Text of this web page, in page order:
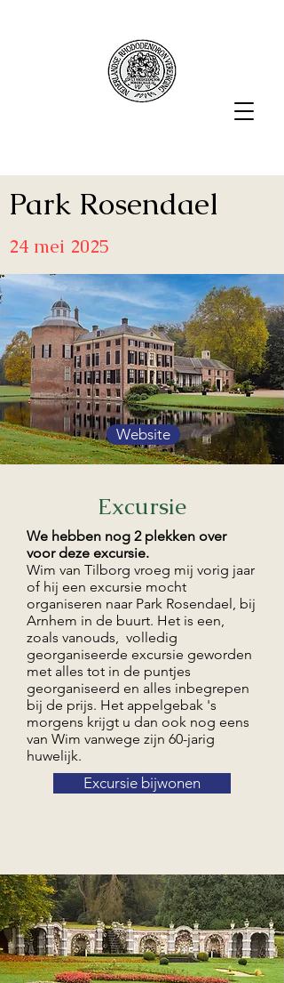
Park Rosendael
24 mei 2025
Website
Excursie
We hebben nog 2 plekken over
voor deze excursie.
Wim van Tilborg vroeg mij vorig jaar
of hij een excursie mocht
organiseren naar Park Rosendael, bij
Arnhem in de buurt. Het is een,
zoals vanouds, volledig
georganiseerde excursie geworden
met alles tot in de puntjes
georganiseerd en alles inbegrepen
bij de prijs. Het appelgebak 's
morgens krijgt u dan ook nog eens
van Wim vanwege zijn 60-jarig
huwelijk.
Excursie bijwonen